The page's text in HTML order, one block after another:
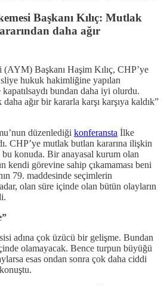
Başkanı Kılıç: Mutlak
daha ağır
Başkanı Haşim Kılıç, CHP’ye
hukuk hakimliğine yapılan
bundan daha iyi olurdu.
ağır bir kararla karşı karşıya kaldık”
düzenlediği konferansta İlke
CHP’ye mutlak butlan kararına ilişkin
bu konuda. Bir anayasal kurum olan
kendi görevine sahip çıkamaması beni
79. maddesinde seçimlerin
olan süre içinde olan bütün olayların
adına çok üzücü bir gelişme. Bundan
olamayacak. Bence turpun büyüğü
esas ondan sonra çok daha ciddi